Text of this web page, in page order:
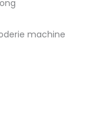
machine